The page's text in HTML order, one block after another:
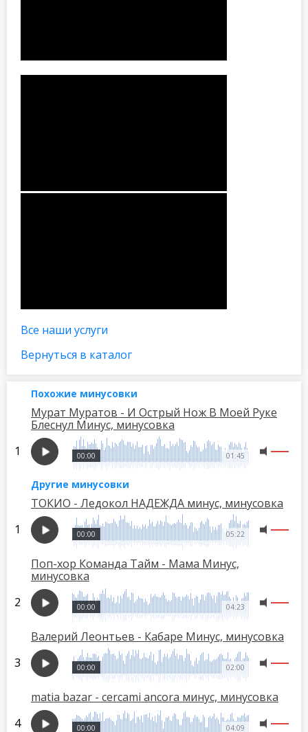
Все наши услуги
Вернуться в каталог
Похожие минусовки
Мурат Муратов - И Острый Нож В Моей Руке
Блеснул Минус, минусовка
01:45
00:00
Другие минусовки
ТОКИО - Ледокол НАДЕЖДА минус, минусовка
05:22
00:00
Поп-хор Команда Тайм - Мама Минус,
минусовка
04:23
00:00
Валерий Леонтьев - Кабаре Минус, минусовка
02:00
00:00
matia bazar - cercami ancora минус, минусовка
04:09
00:00